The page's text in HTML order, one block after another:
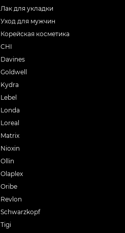
Лак для укладки
Уход для мужчин
Корейская косметика
CHI
Davines
Goldwell
Kydra
Lebel
Londa
Loreal
Matrix
Nioxin
Ollin
Olaplex
Oribe
Revlon
Schwarzkopf
Tigi